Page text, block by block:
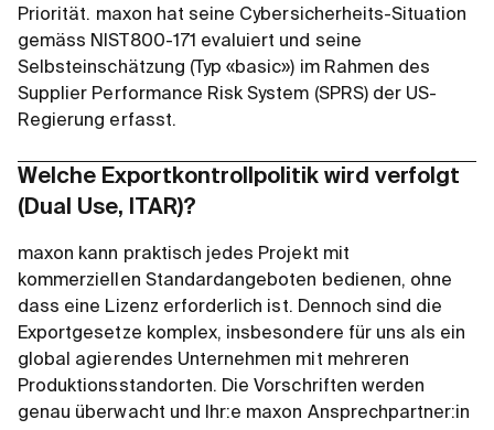
Priorität. maxon hat seine Cybersicherheits-Situation
gemäss NIST800-171 evaluiert und seine
Selbsteinschätzung (Typ «basic») im Rahmen des
Supplier Performance Risk System (SPRS) der US-
Regierung erfasst.
Welche Exportkontrollpolitik wird verfolgt
(Dual Use, ITAR)?
maxon kann praktisch jedes Projekt mit
kommerziellen Standardangeboten bedienen, ohne
dass eine Lizenz erforderlich ist. Dennoch sind die
Exportgesetze komplex, insbesondere für uns als ein
global agierendes Unternehmen mit mehreren
Produktionsstandorten. Die Vorschriften werden
genau überwacht und Ihr:e maxon Ansprechpartner:in